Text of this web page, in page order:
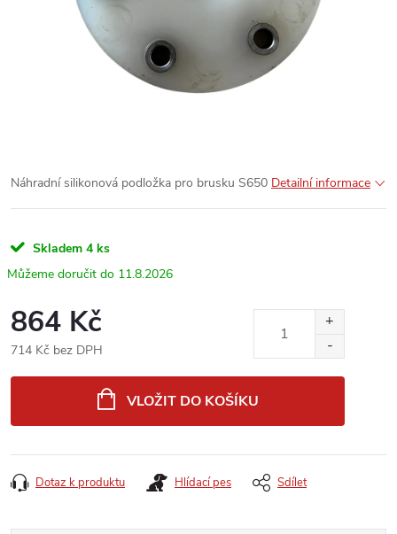
Náhradní silikonová podložka pro brusku S650 Detailní informace
Skladem 4 ks
11.8.2026
864 Kč
714 Kč bez DPH
VLOŽIT DO KOŠÍKU
Dotaz k produktu Hlídací pes Sdílet